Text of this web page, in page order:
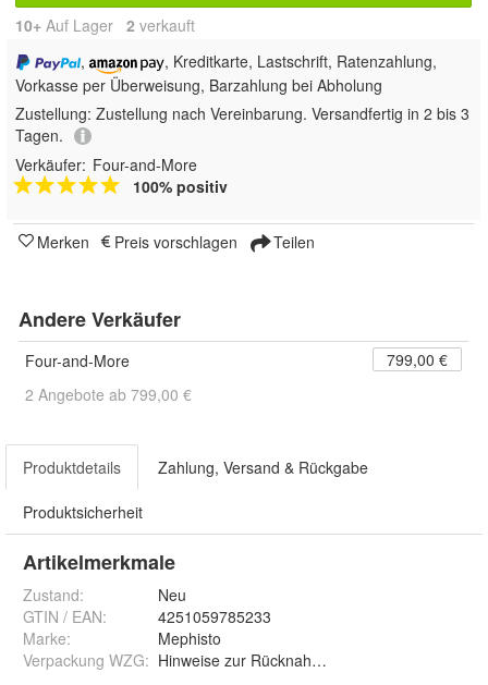
10+ Auf Lager 2 verkauft
,
, Kreditkarte, Lastschrift, Ratenzahlung,
Vorkasse per Überweisung, Barzahlung bei Abholung
Zustellung: Zustellung nach Vereinbarung. Versandfertig in 2 bis 3
Tagen.
Verkäufer: Four-and-More
100% positiv
Merken Preis vorschlagen Teilen
Andere Verkäufer
Four-and-More
799,00 €
2 Angebote ab 799,00 €
Produktdetails Zahlung, Versand & Rückgabe
Produktsicherheit
Artikelmerkmale
Zustand:
Neu
GTIN / EAN:
4251059785233
Marke:
Mephisto
Verpackung WZG: Hinweise zur Rücknahmepflicht für